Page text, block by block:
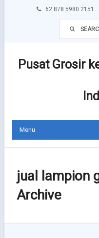
62 878 5980 2151
Pusat Grosir
Menu
jual lampion
Archive